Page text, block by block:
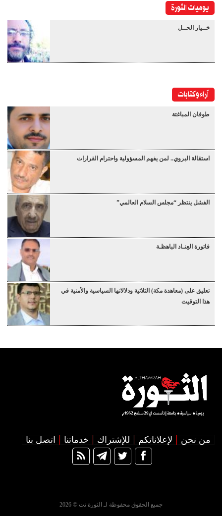
يوميات الثورة
خــيار الحــل
آراء وكتابات
طوفان المباغتة
استقالة البروي.. لمن يفهم المسؤولية واحترام القرارات
الفشل ينتظر “مجلس السلام العالمي”
فاتورة العِنـاد الباهظـة
تعليق على (معاهدة مكة) الثلاثية ودلالاتها السياسية والأمنية في
هذا التوقيت
من نحن لإعلاناتكم للإشتراك خدماتنا اتصل بنا
جميع الحقوق محفوظة لـ الثورة نت © 2026